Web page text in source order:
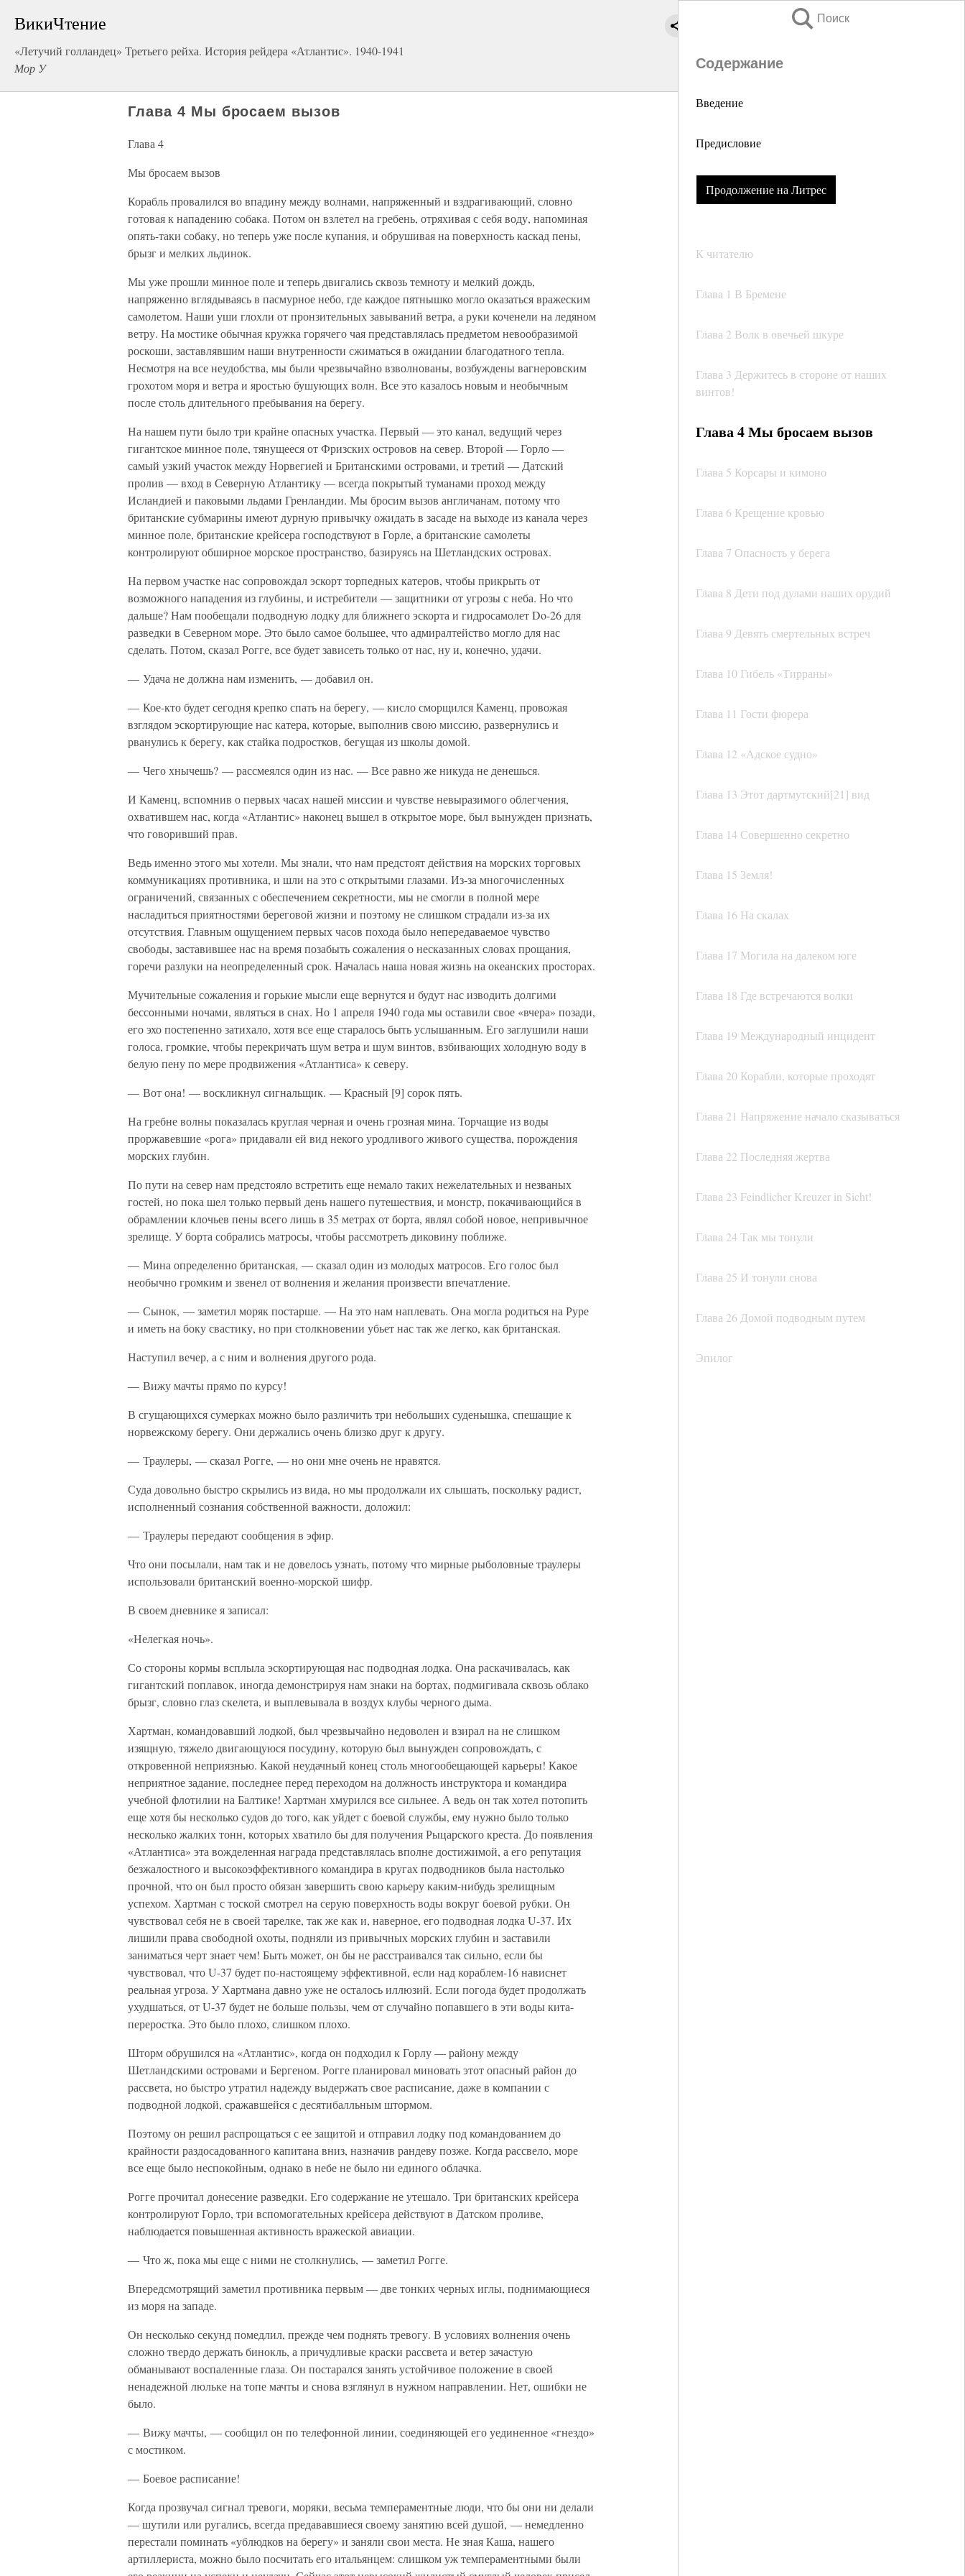
ВикиЧтение
«Летучий голландец» Третьего рейха. История рейдера «Атлантис». 1940-1941
Мор У
Поиск
Содержание
Введение
Предисловие
Продолжение на Литрес
К читателю
Глава 1 В Бремене
Глава 2 Волк в овечьей шкуре
Глава 3 Держитесь в стороне от наших
винтов!
Глава 4 Мы бросаем вызов
Глава 5 Корсары и кимоно
Глава 6 Крещение кровью
Глава 7 Опасность у берега
Глава 8 Дети под дулами наших орудий
Глава 9 Девять смертельных встреч
Глава 10 Гибель «Тирраны»
Глава 11 Гости фюрера
Глава 12 «Адское судно»
Глава 13 Этот дартмутский[21] вид
Глава 14 Совершенно секретно
Глава 15 Земля!
Глава 16 На скалах
Глава 17 Могила на далеком юге
Глава 18 Где встречаются волки
Глава 19 Международный инцидент
Глава 20 Корабли, которые проходят
Глава 21 Напряжение начало сказываться
Глава 22 Последняя жертва
Глава 23 Feindlicher Kreuzer in Sicht!
Глава 24 Так мы тонули
Глава 25 И тонули снова
Глава 26 Домой подводным путем
Эпилог
Глава 4 Мы бросаем вызов
Глава 4
Мы бросаем вызов
Корабль провалился во впадину между волнами, напряженный и вздрагивающий, словно
готовая к нападению собака. Потом он взлетел на гребень, отряхивая с себя воду, напоминая
опять-таки собаку, но теперь уже после купания, и обрушивая на поверхность каскад пены,
брызг и мелких льдинок.
Мы уже прошли минное поле и теперь двигались сквозь темноту и мелкий дождь,
напряженно вглядываясь в пасмурное небо, где каждое пятнышко могло оказаться вражеским
самолетом. Наши уши глохли от пронзительных завываний ветра, а руки коченели на ледяном
ветру. На мостике обычная кружка горячего чая представлялась предметом невообразимой
роскоши, заставлявшим наши внутренности сжиматься в ожидании благодатного тепла.
Несмотря на все неудобства, мы были чрезвычайно взволнованы, возбуждены вагнеровским
грохотом моря и ветра и яростью бушующих волн. Все это казалось новым и необычным
после столь длительного пребывания на берегу.
На нашем пути было три крайне опасных участка. Первый — это канал, ведущий через
гигантское минное поле, тянущееся от Фризских островов на север. Второй — Горло —
самый узкий участок между Норвегией и Британскими островами, и третий — Датский
пролив — вход в Северную Атлантику — всегда покрытый туманами проход между
Исландией и паковыми льдами Гренландии. Мы бросим вызов англичанам, потому что
британские субмарины имеют дурную привычку ожидать в засаде на выходе из канала через
минное поле, британские крейсера господствуют в Горле, а британские самолеты
контролируют обширное морское пространство, базируясь на Шетландских островах.
На первом участке нас сопровождал эскорт торпедных катеров, чтобы прикрыть от
возможного нападения из глубины, и истребители — защитники от угрозы с неба. Но что
дальше? Нам пообещали подводную лодку для ближнего эскорта и гидросамолет Do-26 для
разведки в Северном море. Это было самое большее, что адмиралтейство могло для нас
сделать. Потом, сказал Рогге, все будет зависеть только от нас, ну и, конечно, удачи.
— Удача не должна нам изменить, — добавил он.
— Кое-кто будет сегодня крепко спать на берегу, — кисло сморщился Каменц, провожая
взглядом эскортирующие нас катера, которые, выполнив свою миссию, развернулись и
рванулись к берегу, как стайка подростков, бегущая из школы домой.
— Чего хнычешь? — рассмеялся один из нас. — Все равно же никуда не денешься.
И Каменц, вспомнив о первых часах нашей миссии и чувстве невыразимого облегчения,
охватившем нас, когда «Атлантис» наконец вышел в открытое море, был вынужден признать,
что говоривший прав.
Ведь именно этого мы хотели. Мы знали, что нам предстоят действия на морских торговых
коммуникациях противника, и шли на это с открытыми глазами. Из-за многочисленных
ограничений, связанных с обеспечением секретности, мы не смогли в полной мере
насладиться приятностями береговой жизни и поэтому не слишком страдали из-за их
отсутствия. Главным ощущением первых часов похода было непередаваемое чувство
свободы, заставившее нас на время позабыть сожаления о несказанных словах прощания,
горечи разлуки на неопределенный срок. Началась наша новая жизнь на океанских просторах.
Мучительные сожаления и горькие мысли еще вернутся и будут нас изводить долгими
бессонными ночами, являться в снах. Но 1 апреля 1940 года мы оставили свое «вчера» позади,
его эхо постепенно затихало, хотя все еще старалось быть услышанным. Его заглушили наши
голоса, громкие, чтобы перекричать шум ветра и шум винтов, взбивающих холодную воду в
белую пену по мере продвижения «Атлантиса» к северу.
— Вот она! — воскликнул сигнальщик. — Красный [9] сорок пять.
На гребне волны показалась круглая черная и очень грозная мина. Торчащие из воды
проржавевшие «рога» придавали ей вид некого уродливого живого существа, порождения
морских глубин.
По пути на север нам предстояло встретить еще немало таких нежелательных и незваных
гостей, но пока шел только первый день нашего путешествия, и монстр, покачивающийся в
обрамлении клочьев пены всего лишь в 35 метрах от борта, являл собой новое, непривычное
зрелище. У борта собрались матросы, чтобы рассмотреть диковину поближе.
— Мина определенно британская, — сказал один из молодых матросов. Его голос был
необычно громким и звенел от волнения и желания произвести впечатление.
— Сынок, — заметил моряк постарше. — На это нам наплевать. Она могла родиться на Руре
и иметь на боку свастику, но при столкновении убьет нас так же легко, как британская.
Наступил вечер, а с ним и волнения другого рода.
— Вижу мачты прямо по курсу!
В сгущающихся сумерках можно было различить три небольших суденышка, спешащие к
норвежскому берегу. Они держались очень близко друг к другу.
— Траулеры, — сказал Рогге, — но они мне очень не нравятся.
Суда довольно быстро скрылись из вида, но мы продолжали их слышать, поскольку радист,
исполненный сознания собственной важности, доложил:
— Траулеры передают сообщения в эфир.
Что они посылали, нам так и не довелось узнать, потому что мирные рыболовные траулеры
использовали британский военно-морской шифр.
В своем дневнике я записал:
«Нелегкая ночь».
Со стороны кормы всплыла эскортирующая нас подводная лодка. Она раскачивалась, как
гигантский поплавок, иногда демонстрируя нам знаки на бортах, подмигивала сквозь облако
брызг, словно глаз скелета, и выплевывала в воздух клубы черного дыма.
Хартман, командовавший лодкой, был чрезвычайно недоволен и взирал на не слишком
изящную, тяжело двигающуюся посудину, которую был вынужден сопровождать, с
откровенной неприязнью. Какой неудачный конец столь многообещающей карьеры! Какое
неприятное задание, последнее перед переходом на должность инструктора и командира
учебной флотилии на Балтике! Хартман хмурился все сильнее. А ведь он так хотел потопить
еще хотя бы несколько судов до того, как уйдет с боевой службы, ему нужно было только
несколько жалких тонн, которых хватило бы для получения Рыцарского креста. До появления
«Атлантиса» эта вожделенная награда представлялась вполне достижимой, а его репутация
безжалостного и высокоэффективного командира в кругах подводников была настолько
прочной, что он был просто обязан завершить свою карьеру каким-нибудь зрелищным
успехом. Хартман с тоской смотрел на серую поверхность воды вокруг боевой рубки. Он
чувствовал себя не в своей тарелке, так же как и, наверное, его подводная лодка U-37. Их
лишили права свободной охоты, подняли из привычных морских глубин и заставили
заниматься черт знает чем! Быть может, он бы не расстраивался так сильно, если бы
чувствовал, что U-37 будет по-настоящему эффективной, если над кораблем-16 нависнет
реальная угроза. У Хартмана давно уже не осталось иллюзий. Если погода будет продолжать
ухудшаться, от U-37 будет не больше пользы, чем от случайно попавшего в эти воды кита-
переростка. Это было плохо, слишком плохо.
Шторм обрушился на «Атлантис», когда он подходил к Горлу — району между
Шетландскими островами и Бергеном. Рогге планировал миновать этот опасный район до
рассвета, но быстро утратил надежду выдержать свое расписание, даже в компании с
подводной лодкой, сражавшейся с десятибалльным штормом.
Поэтому он решил распрощаться с ее защитой и отправил лодку под командованием до
крайности раздосадованного капитана вниз, назначив рандеву позже. Когда рассвело, море
все еще было неспокойным, однако в небе не было ни единого облачка.
Рогге прочитал донесение разведки. Его содержание не утешало. Три британских крейсера
контролируют Горло, три вспомогательных крейсера действуют в Датском проливе,
наблюдается повышенная активность вражеской авиации.
— Что ж, пока мы еще с ними не столкнулись, — заметил Рогге.
Впередсмотрящий заметил противника первым — две тонких черных иглы, поднимающиеся
из моря на западе.
Он несколько секунд помедлил, прежде чем поднять тревогу. В условиях волнения очень
сложно твердо держать бинокль, а причудливые краски рассвета и ветер зачастую
обманывают воспаленные глаза. Он постарался занять устойчивое положение в своей
ненадежной люльке на топе мачты и снова взглянул в нужном направлении. Нет, ошибки не
было.
— Вижу мачты, — сообщил он по телефонной линии, соединяющей его уединенное «гнездо»
с мостиком.
— Боевое расписание!
Когда прозвучал сигнал тревоги, моряки, весьма темпераментные люди, что бы они ни делали
— шутили или ругались, всегда предававшиеся своему занятию всей душой, — немедленно
перестали поминать «ублюдков на берегу» и заняли свои места. Не зная Каша, нашего
артиллериста, можно было посчитать его итальянцем: слишком уж темпераментными были